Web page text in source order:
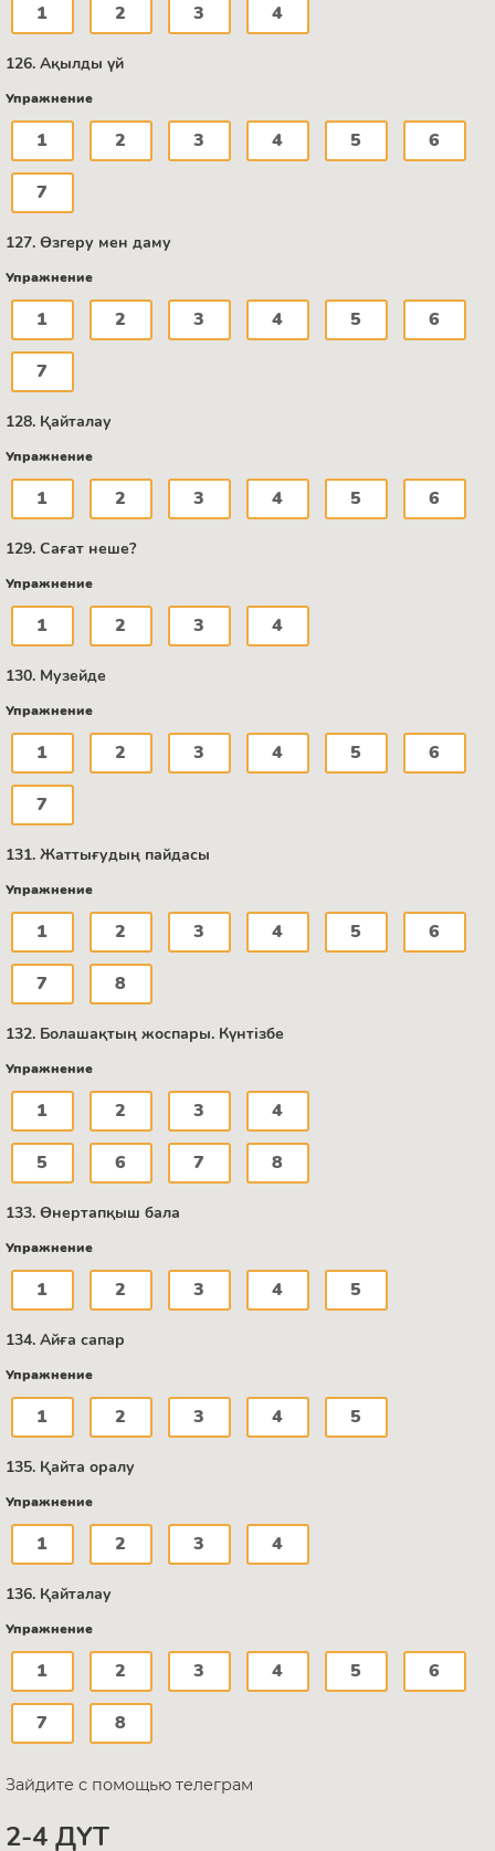
1 2 3 4
126. Ақылды үй
Упражнение
1 2 3 4 5 6
7
127. Өзгеру мен даму
Упражнение
1 2 3 4 5 6
7
128. Қайталау
Упражнение
1 2 3 4 5 6
129. Сағат неше?
Упражнение
1 2 3 4
130. Музейде
Упражнение
1 2 3 4 5 6
7
131. Жаттығудың пайдасы
Упражнение
1 2 3 4 5 6
7 8
132. Болашақтың жоспары. Күнтізбе
Упражнение
1 2 3 4
5 6 7 8
133. Өнертапқыш бала
Упражнение
1 2 3 4 5
134. Айға сапар
Упражнение
1 2 3 4 5
135. Қайта оралу
Упражнение
1 2 3 4
136. Қайталау
Упражнение
1 2 3 4 5 6
7 8
Зайдите с помощью телеграм
2-4 ДҮТ